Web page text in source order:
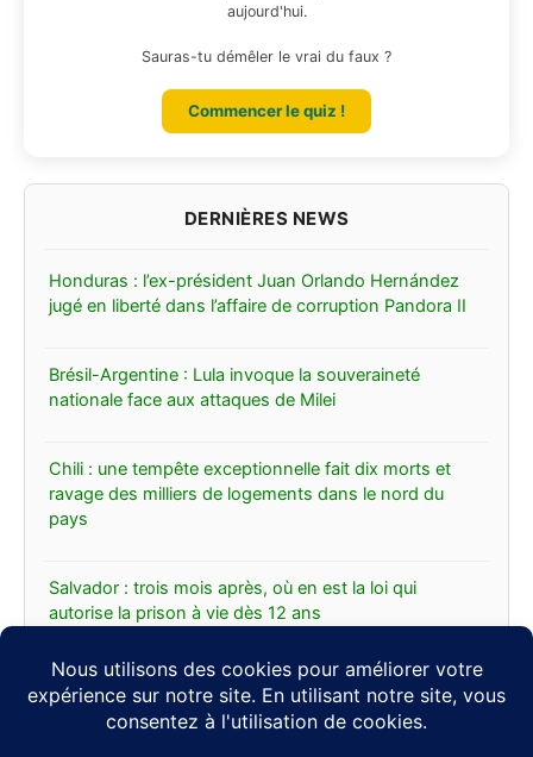
aujourd'hui.
Sauras-tu démêler le vrai du faux ?
Commencer le quiz !
Honduras : l’ex-président Juan Orlando Hernández
jugé en liberté dans l’affaire de corruption Pandora II
Brésil-Argentine : Lula invoque la souveraineté
nationale face aux attaques de Milei
Chili : une tempête exceptionnelle fait dix morts et
ravage des milliers de logements dans le nord du
pays
Salvador : trois mois après, où en est la loi qui
autorise la prison à vie dès 12 ans
Un puissant séisme de magnitude 7,3 frappe le sud
du Mexique, l’alerte au tsunami levée